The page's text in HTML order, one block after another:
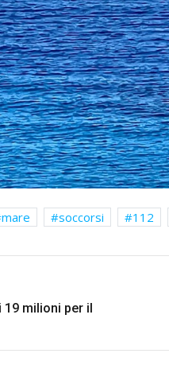
mare soccorsi 112
milioni per il